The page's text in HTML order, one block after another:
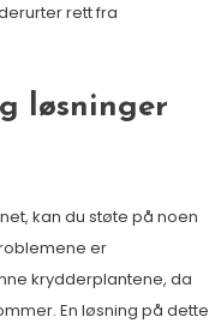
rett fra
løsninger
kan du støte på noen
er
krydderplantene, da
En løsning på dette